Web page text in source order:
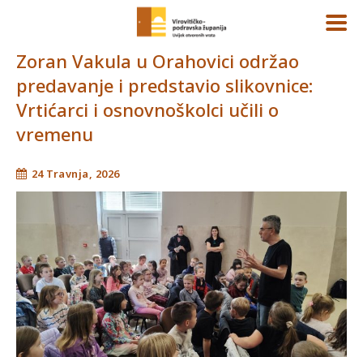
Zoran Vakula u Orahovici održao
predavanje i predstavio slikovnice:
Vrtićarci i osnovnoškolci učili o
vremenu
24 Travnja, 2026